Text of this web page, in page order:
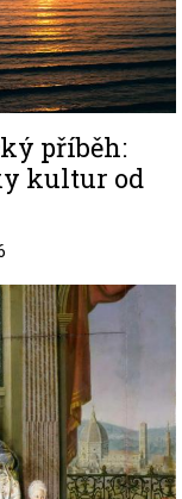
příběh:
kultur od